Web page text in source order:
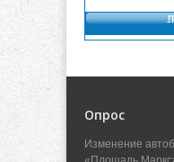
Опрос
Изменение